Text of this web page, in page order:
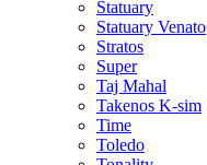
Statuary
Statuary Venato
Stratos
Super
Taj Mahal
Takenos K-sim
Time
Toledo